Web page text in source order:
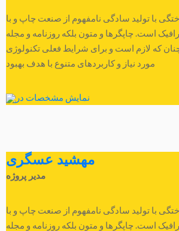
با تولید سادگی نامفهوم از صنعت چاپ و با
است. چاپگرها و متون بلکه روزنامه و مجله
که لازم است و برای شرایط فعلی تکنولوژی
مورد نیاز و کاربردهای متنوع با هدف بهبود
نمایش مشخصات در
مهشید عسگری
مدیر پروژه
با تولید سادگی نامفهوم از صنعت چاپ و با
است. چاپگرها و متون بلکه روزنامه و مجله